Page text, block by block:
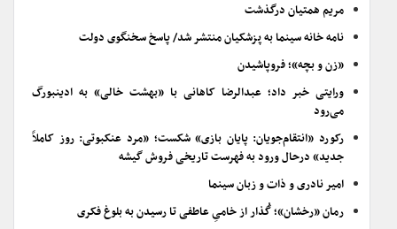
مریم همتیان درگذشت
نامه خانه سینما به پزشکیان منتشر شد/ پاسخ سخنگوی دولت
«زن و بچه»؛ فروپاشیدن
ورایتی خبر داد؛ عبدالرضا کاهانی با «بهشت خالی» به ادینبورگ
می‌رود
رکورد «انتقام‌جویان: پایان بازی» شکست؛ «مرد عنکبوتی: روز کاملاً
جدید» درحال ورود به فهرست تاریخی فروش گیشه
امیر نادری و ذات و زبان سینما
رمان «رخشان»؛ گُذار از خامیِ عاطفی تا رسیدن به بلوغ فکری